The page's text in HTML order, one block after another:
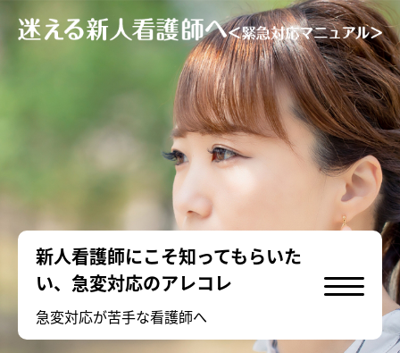
新人看護師にこそ知ってもらいた
い、急変対応のアレコレ
急変対応が苦手な看護師へ